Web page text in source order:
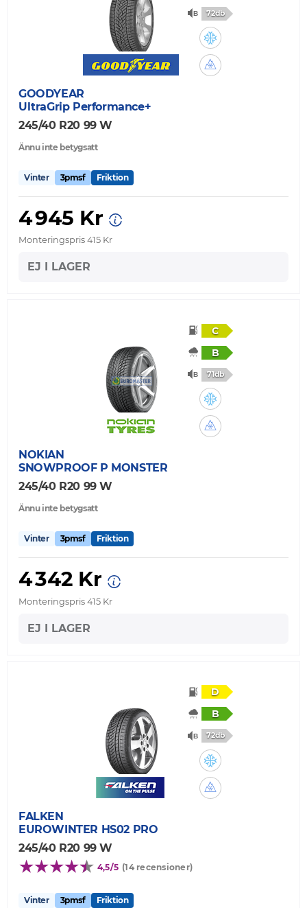
72db
GOODYEAR
UltraGrip Performance+
245/40 R20 99 W
Ännu inte betygsatt
Vinter 3pmsf Friktion
4 945 Kr
Monteringspris 415 Kr
EJ I LAGER
C
B
71db
NOKIAN
SNOWPROOF P MONSTER
245/40 R20 99 W
Ännu inte betygsatt
Vinter 3pmsf Friktion
4 342 Kr
Monteringspris 415 Kr
EJ I LAGER
D
B
72db
FALKEN
EUROWINTER HS02 PRO
245/40 R20 99 W
4,5/5 (14 recensioner)
Vinter 3pmsf Friktion